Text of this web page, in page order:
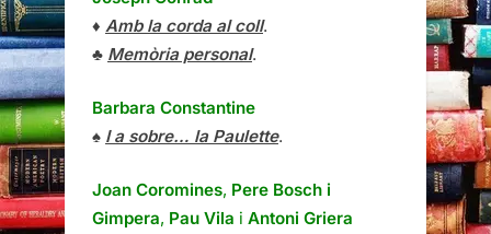
♦ Amb la corda al coll.
♣ Memòria personal.
Barbara Constantine
♠ I a sobre… la Paulette.
Joan Coromines, Pere Bosch i
Gimpera, Pau Vila i Antoni Griera